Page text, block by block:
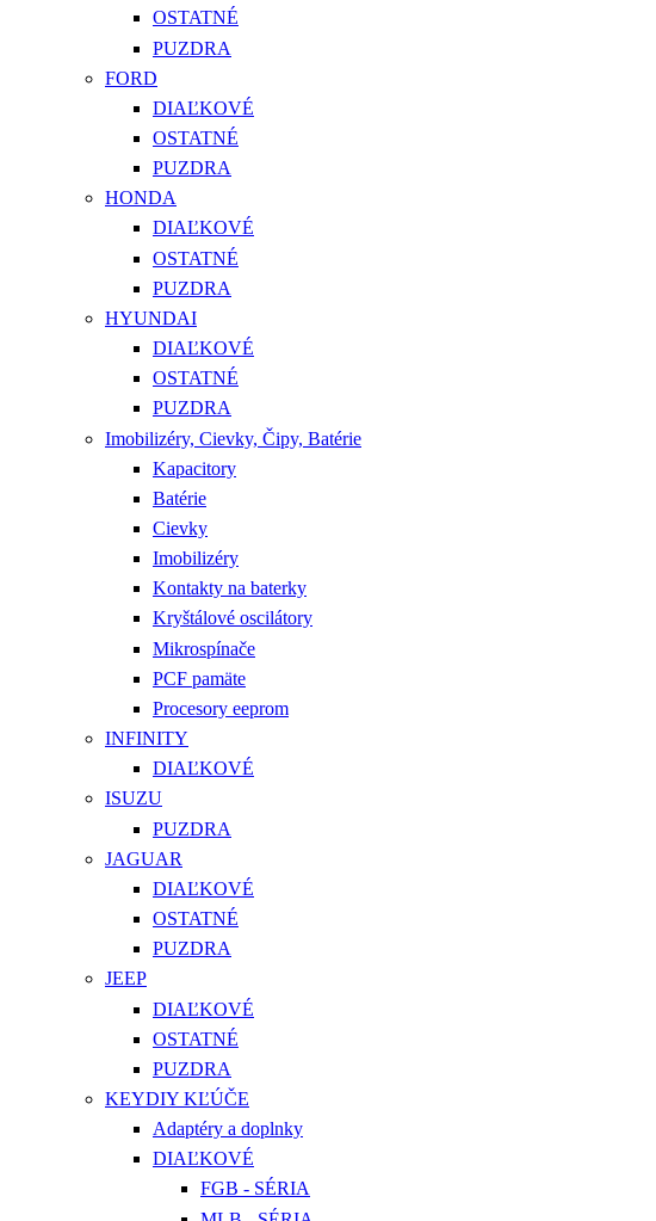
OSTATNÉ
PUZDRA
FORD
DIAĽKOVÉ
OSTATNÉ
PUZDRA
HONDA
DIAĽKOVÉ
OSTATNÉ
PUZDRA
HYUNDAI
DIAĽKOVÉ
OSTATNÉ
PUZDRA
Imobilizéry, Cievky, Čipy, Batérie
Kapacitory
Batérie
Cievky
Imobilizéry
Kontakty na baterky
Kryštálové oscilátory
Mikrospínače
PCF pamäte
Procesory eeprom
INFINITY
DIAĽKOVÉ
ISUZU
PUZDRA
JAGUAR
DIAĽKOVÉ
OSTATNÉ
PUZDRA
JEEP
DIAĽKOVÉ
OSTATNÉ
PUZDRA
KEYDIY KĽÚČE
Adaptéry a doplnky
DIAĽKOVÉ
FGB - SÉRIA